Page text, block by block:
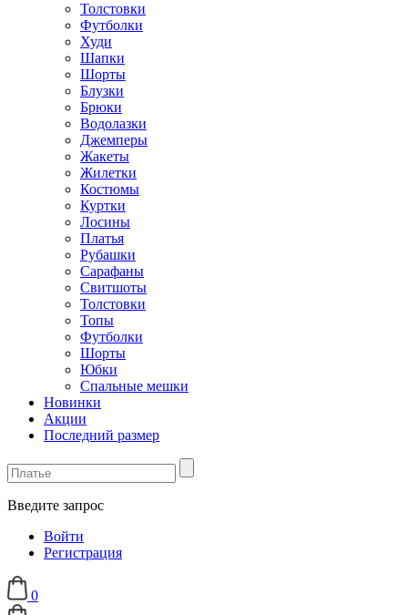
Толстовки
Футболки
Худи
Шапки
Шорты
Блузки
Брюки
Водолазки
Джемперы
Жакеты
Жилетки
Костюмы
Куртки
Лосины
Платья
Рубашки
Сарафаны
Свитшоты
Толстовки
Топы
Футболки
Шорты
Юбки
Спальные мешки
Новинки
Акции
Последний размер
Введите запрос
Войти
Регистрация
0